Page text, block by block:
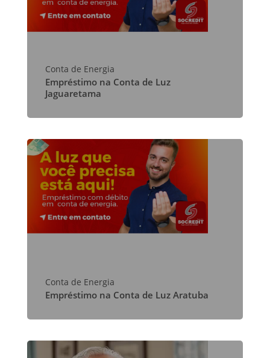
Conta de Energia
Empréstimo na Conta de Luz
Jaguaretama
Conta de Energia
Empréstimo na Conta de Luz Aratuba